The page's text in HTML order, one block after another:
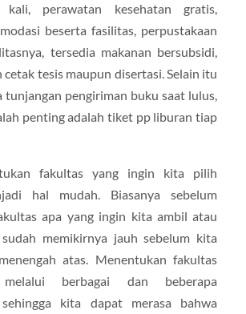
perawatan kesehatan gratis,
beserta fasilitas, perpustakaan
tersedia makanan bersubsidi,
tesis maupun disertasi. Selain itu
tunjangan pengiriman buku saat lulus,
penting adalah tiket pp liburan tiap
fakultas yang ingin kita pilih
hal mudah. Biasanya sebelum
apa yang ingin kita ambil atau
memikirnya jauh sebelum kita
atas. Menentukan fakultas
berbagai dan beberapa
kita dapat merasa bahwa